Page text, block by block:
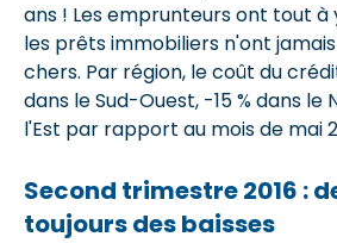
ans ! Les emprunteurs ont tout à
les prêts immobiliers n'ont
chers. Par région, le coût du
dans le Sud-Ouest, -15 % dans le
l'Est par rapport au mois de mai
Second trimestre 2016 :
toujours des baisses